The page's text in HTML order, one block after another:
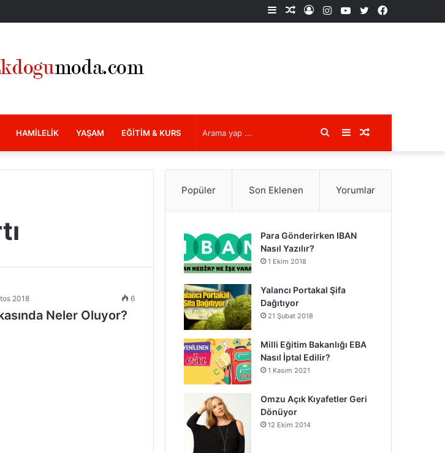
Facebook
X
YouTube
Instagram
Kayıt
Rastgele
Kenar
HAMILELIK YAŞAM EĞITIM & KURS Rastgele
Makale
Kenar
Bölmesi
Arama
yap
2018 6
Neler Oluyor?
Popüler Son Eklenen Yorumlar
Para Gönderirken IBAN
Nasıl Yazılır?
1 Ekim 2018
Yalancı Portakal Şifa
Dağıtıyor
21 Şubat 2018
Milli Eğitim Bakanlığı EBA
Nasıl İptal Edilir?
1 Kasım 2021
Omzu Açık Kıyafetler Geri
Dönüyor
12 Ekim 2014